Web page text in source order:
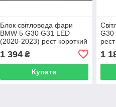
Блок світловода фари
BMW 5 G30 G31 LED
(2020-2023) рест короткий
зовнішній Icon Light лівий
1 394₴
Купити
G30
1